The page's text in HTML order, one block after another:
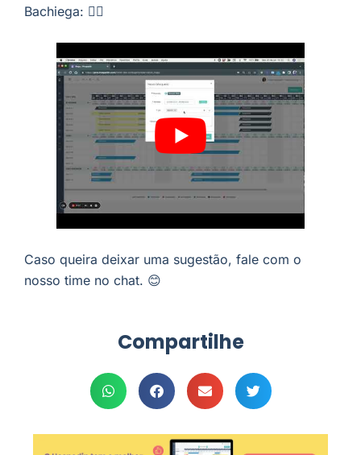
Bachiega: 👇🏼
Caso queira deixar uma sugestão, fale com o
nosso time no chat. 😊
Compartilhe